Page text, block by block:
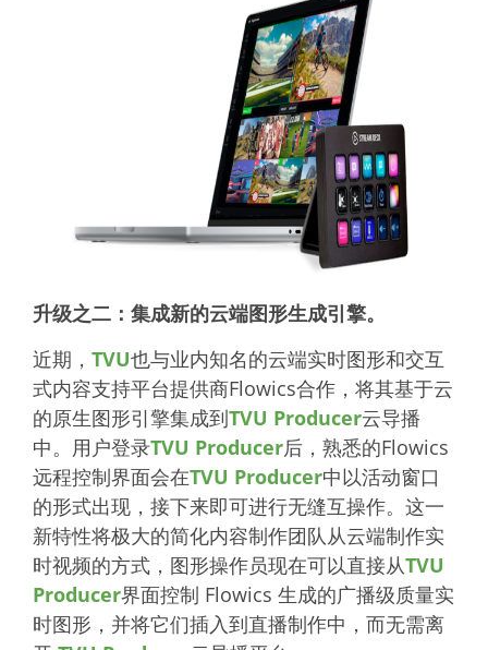
升级之二：集成新的云端图形生成引擎。
近期， TVU也与业内知名的云端实时图形和交互
式内容支持平台提供商Flowics合作，将其基于云
的原生图形引擎集成到TVU Producer云导播
中。用户登录TVU Producer后，熟悉的Flowics
远程控制界面会在TVU Producer中以活动窗口
的形式出现，接下来即可进行无缝互操作。这一
新特性将极大的简化内容制作团队从云端制作实
时视频的方式，图形操作员现在可以直接从TVU
Producer界面控制 Flowics 生成的广播级质量实
时图形，并将它们插入到直播制作中，而无需离